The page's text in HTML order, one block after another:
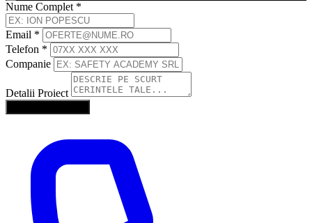
Nume Complet *
Email *
Telefon *
Companie
Detalii Proiect